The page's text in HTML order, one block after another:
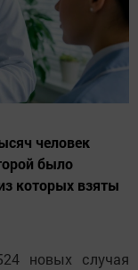
человек
было
которых взяты
новых случая